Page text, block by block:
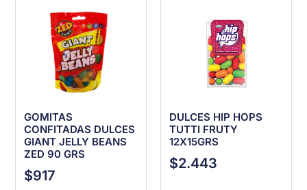
GOMITAS
CONFITADAS DULCES
GIANT JELLY BEANS
ZED 90 GRS
$917
DULCES HIP HOPS
TUTTI FRUTY
12X15GRS
$2.443